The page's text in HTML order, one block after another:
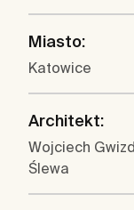
Miasto:
Katowice
Architekt:
Wojciech
Ślewa